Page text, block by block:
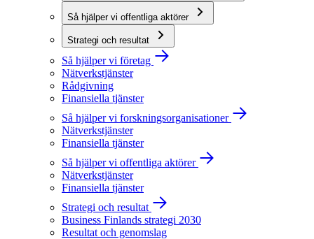
Så hjälper vi offentliga aktörer
Strategi och resultat
Så hjälper vi företag
Nätverkstjänster
Rådgivning
Finansiella tjänster
Så hjälper vi forskningsorganisationer
Nätverkstjänster
Finansiella tjänster
Så hjälper vi offentliga aktörer
Nätverkstjänster
Finansiella tjänster
Strategi och resultat
Business Finlands strategi 2030
Resultat och genomslag